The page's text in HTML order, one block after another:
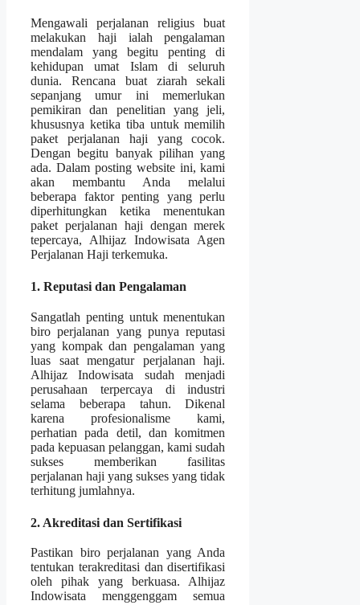
Mengawali perjalanan religius buat
melakukan haji ialah pengalaman
mendalam yang begitu penting di
kehidupan umat Islam di seluruh
dunia. Rencana buat ziarah sekali
sepanjang umur ini memerlukan
pemikiran dan penelitian yang jeli,
khususnya ketika tiba untuk memilih
paket perjalanan haji yang cocok.
Dengan begitu banyak pilihan yang
ada. Dalam posting website ini, kami
akan membantu Anda melalui
beberapa faktor penting yang perlu
diperhitungkan ketika menentukan
paket perjalanan haji dengan merek
tepercaya, Alhijaz Indowisata Agen
Perjalanan Haji terkemuka.
1. Reputasi dan Pengalaman
Sangatlah penting untuk menentukan
biro perjalanan yang punya reputasi
yang kompak dan pengalaman yang
luas saat mengatur perjalanan haji.
Alhijaz Indowisata sudah menjadi
perusahaan terpercaya di industri
selama beberapa tahun. Dikenal
karena profesionalisme kami,
perhatian pada detil, dan komitmen
pada kepuasan pelanggan, kami sudah
sukses memberikan fasilitas
perjalanan haji yang sukses yang tidak
terhitung jumlahnya.
2. Akreditasi dan Sertifikasi
Pastikan biro perjalanan yang Anda
tentukan terakreditasi dan disertifikasi
oleh pihak yang berkuasa. Alhijaz
Indowisata menggenggam semua